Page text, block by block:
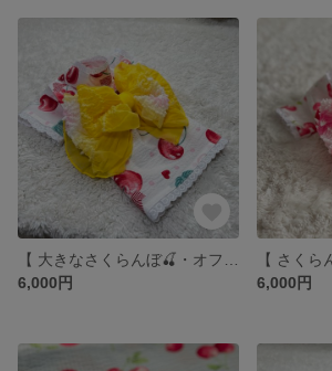
6,000円
6,000円